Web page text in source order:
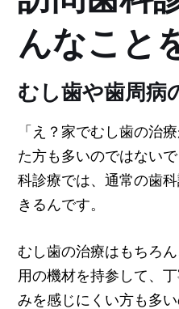
んなこと
むし歯や歯周病
「え？家でむし歯の治
た方も多いのではない
科診療では、通常の歯
きるんです。
むし歯の治療はもちろ
用の機材を持参して、
みを感じにくい方も多